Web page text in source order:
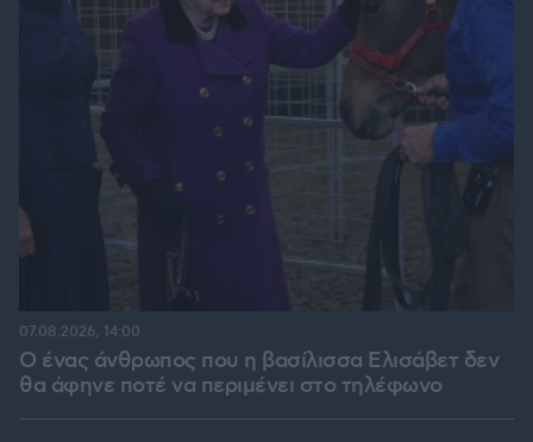
Ο ένας άνθρωπος που η βασίλισσα Ελισάβετ δεν
θα άφηνε ποτέ να περιμένει στο τηλέφωνο
07.08.2026, 14:00